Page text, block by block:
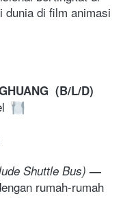
dunia di film animasi
(B/L/D)
Shuttle Bus)
rumah-rumah